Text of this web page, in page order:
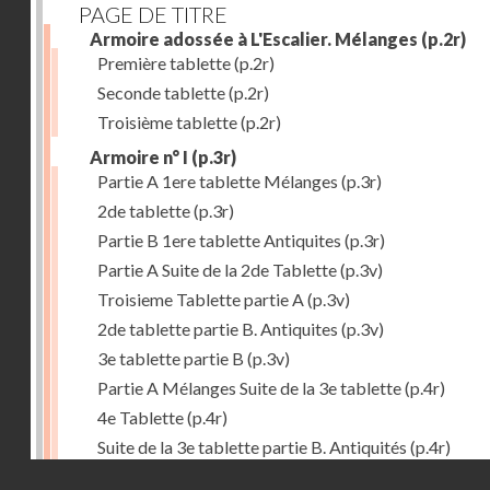
PAGE DE TITRE
Armoire adossée à L'Escalier. Mélanges (p.2r)
Première tablette(p.2r)
Seconde tablette(p.2r)
Troisième tablette(p.2r)
Armoire n° I (p.3r)
Partie A 1ere tablette Mélanges (p.3r)
2de tablette(p.3r)
Partie B 1ere tablette Antiquites (p.3r)
Partie A Suite de la 2de Tablette(p.3v)
Troisieme Tablette partie A (p.3v)
2de tablette partie B. Antiquites (p.3v)
3e tablette partie B (p.3v)
Partie A Mélanges Suite de la 3e tablette(p.4r)
4e Tablette(p.4r)
Suite de la 3e tablette partie B. Antiquités (p.4r)